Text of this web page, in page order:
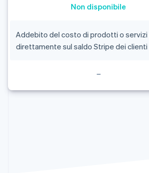
Non disponibile
Addebito del costo di prodotti o
direttamente sul saldo Stripe dei clienti
DeutschEnglish
Belgio
Deutsch
English